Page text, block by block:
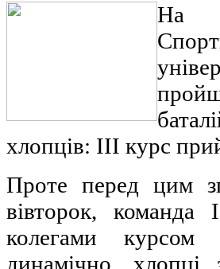
На
хлопців: ІІІ курс
Проте перед цим
вівторок, команда
колегами
динамічно,